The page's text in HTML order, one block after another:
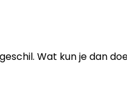
Wat kun je dan